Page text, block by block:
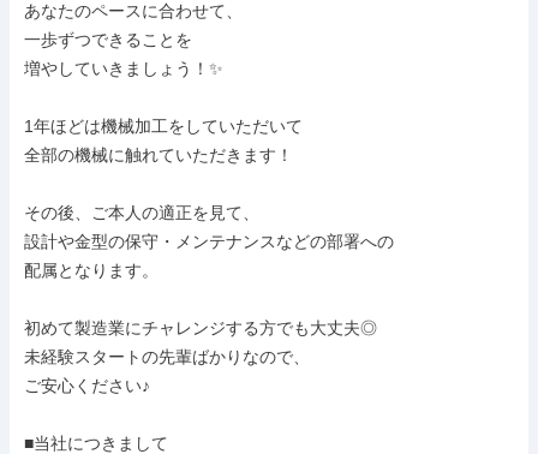
あなたのペースに合わせて、
一歩ずつできることを
増やしていきましょう！✨
1年ほどは機械加工をしていただいて
全部の機械に触れていただきます！
その後、ご本人の適正を見て、
設計や金型の保守・メンテナンスなどの部署への
配属となります。
初めて製造業にチャレンジする方でも大丈夫◎
未経験スタートの先輩ばかりなので、
ご安心ください♪
■当社につきまして